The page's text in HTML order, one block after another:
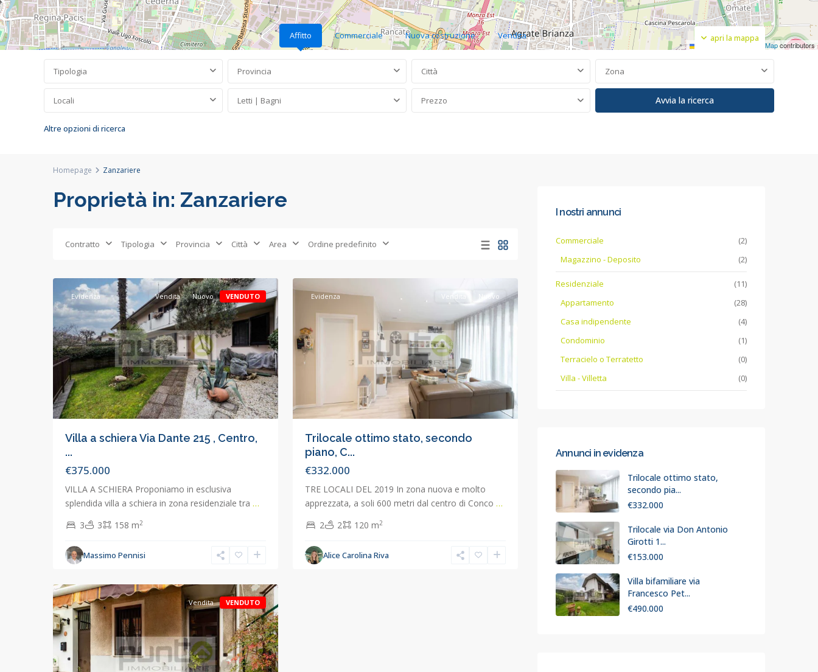
Leaflet OpenStreetMapcontributors
apri la mappa
Affitto Commerciale Nuova costruzione Vendita
Tipologia Provincia Città Zona
Locali Letti | Bagni Prezzo
Altre opzioni di ricerca
Homepage Zanzariere
Proprietà in: Zanzariere
Contratto Tipologia Provincia Città Area Ordine predefinito
Evidenza Vendita Nuovo VENDUTO
Villa a schiera Via Dante 215 , Centro,
...
€375.000
VILLA A SCHIERA Proponiamo in esclusiva
splendida villa a schiera in zona residenziale tra …
3
3 158 m2
Massimo Pennisi
Concorezzo
Evidenza Vendita Nuovo
Trilocale ottimo stato, secondo
piano, C...
€332.000
TRE LOCALI DEL 2019 In zona nuova e molto
apprezzata, a soli 600 metri dal centro di Conco …
2
2 120 m2
Alice Carolina Riva
Concorezzo,
Vendita VENDUTO
I nostri annunci
Commerciale
(2)
Magazzino - Deposito
(2)
Residenziale
(11)
Appartamento
(28)
Casa indipendente
(4)
Condominio
(1)
Terracielo o Terratetto
(0)
Villa - Villetta
(0)
Annunci in evidenza
Trilocale ottimo stato,
secondo pia...
€332.000
Trilocale via Don Antonio
Girotti 1...
€153.000
Villa bifamiliare via
Francesco Pet...
€490.000